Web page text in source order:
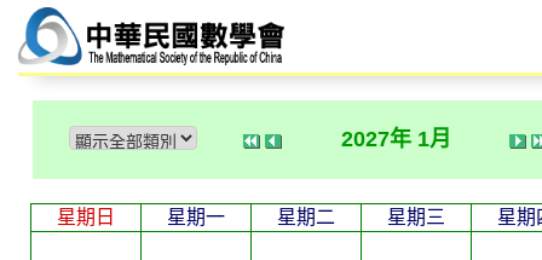
2027年 1月
星期日 星期一 星期二 星期三 星期